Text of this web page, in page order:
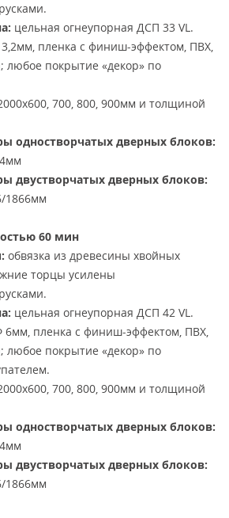
цельная огнеупорная ДСП 33 VL.
пленка с финиш-эффектом, ПВХ,
любое покрытие «декор» по
700, 800, 900мм и толщиной
одностворчатых дверных блоков:
двустворчатых дверных блоков:
1866мм
60 мин
обвязка из древесины хвойных
торцы усилены
цельная огнеупорная ДСП 42 VL.
пленка с финиш-эффектом, ПВХ,
любое покрытие «декор» по
700, 800, 900мм и толщиной
одностворчатых дверных блоков:
двустворчатых дверных блоков:
1866мм